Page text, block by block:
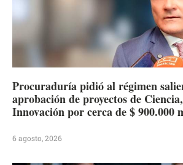
Procuraduría pidió al régimen
aprobación de proyectos de
Innovación por cerca de $ 900.000
6 agosto, 2026